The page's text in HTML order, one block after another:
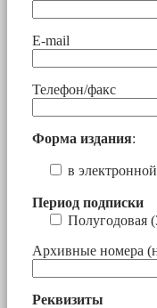
E-mail
Телефон/факс
Форма издания:
в
Период подписки
Полугодовая
Архивные номера
Реквизиты